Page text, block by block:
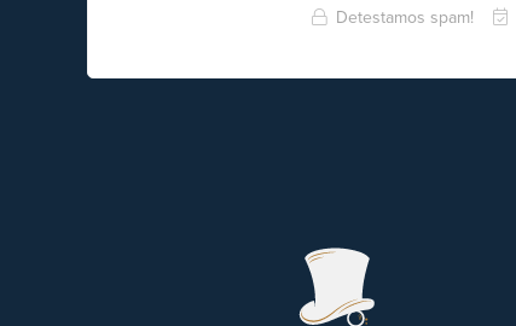
Detestamos spam!